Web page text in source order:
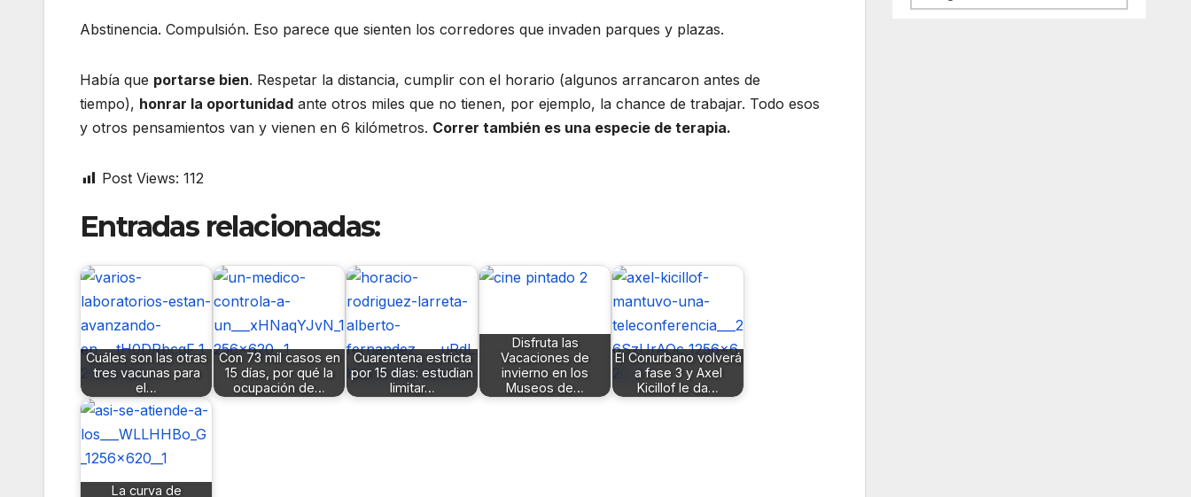
Abstinencia. Compulsión. Eso parece que sienten los corredores que invaden parques y plazas.
Había que portarse bien. Respetar la distancia, cumplir con el horario (algunos arrancaron antes de
tiempo), honrar la oportunidad ante otros miles que no tienen, por ejemplo, la chance de trabajar. Todo esos
y otros pensamientos van y vienen en 6 kilómetros. Correr también es una especie de terapia.
Post Views: 112
Entradas relacionadas:
Cuáles son las otras
tres vacunas para
el…
Con 73 mil casos en
15 días, por qué la
ocupación de…
Cuarentena estricta
por 15 días: estudian
limitar…
Disfruta las
Vacaciones de
invierno en los
Museos de…
El Conurbano volverá
a fase 3 y Axel
Kicillof le da…
La curva de